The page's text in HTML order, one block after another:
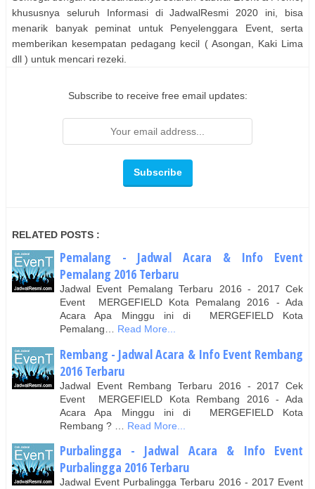
khususnya seluruh Informasi di JadwalResmi 2020 ini, bisa
menarik banyak peminat untuk Penyelenggara Event, serta
memberikan kesempatan pedagang kecil ( Asongan, Kaki Lima
dll ) untuk mencari rezeki.
Subscribe to receive free email updates:
RELATED POSTS :
Pemalang - Jadwal Acara & Info Event
Pemalang 2016 Terbaru
Jadwal Event Pemalang Terbaru 2016 - 2017 Cek
Event MERGEFIELD Kota Pemalang 2016 - Ada
Acara Apa Minggu ini di MERGEFIELD Kota
Pemalang… Read More...
Rembang - Jadwal Acara & Info Event Rembang
2016 Terbaru
Jadwal Event Rembang Terbaru 2016 - 2017 Cek
Event MERGEFIELD Kota Rembang 2016 - Ada
Acara Apa Minggu ini di MERGEFIELD Kota
Rembang ? …
Read More...
Purbalingga - Jadwal Acara & Info Event
Purbalingga 2016 Terbaru
Jadwal Event Purbalingga Terbaru 2016 - 2017 Event